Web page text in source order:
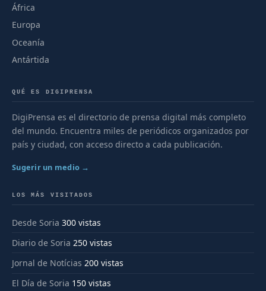
África
Europa
Oceanía
Antártida
QUÉ ES DIGIPRENSA
DigiPrensa es el directorio de prensa digital más completo
del mundo. Encuentra miles de periódicos organizados por
país y ciudad, con acceso directo a cada publicación.
Sugerir un medio →
LOS MÁS VISITADOS
Desde Soria 300 vistas
Diario de Soria 250 vistas
Jornal de Notícias 200 vistas
El Día de Soria 150 vistas